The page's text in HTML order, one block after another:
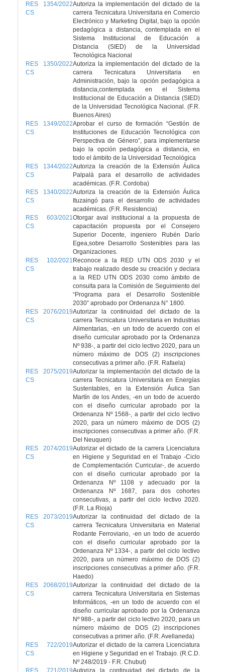
RES 1354/2022
CS
Autoriza la implementación del dictado de la
carrera Tecnicatura Universitaria en Comercio
Electrónico y Marketing Digital, bajo la opción
pedagógica a distancia, contemplada en el
Sistema Institucional de Educación a
Distancia (SIED) de la Universidad
Tecnológica Nacional
RES 1350/2022
CS
Autoriza la implementación del dictado de la
carrera Tecnicatura Universitaria en
Administración, bajo la opción pedagógica a
distancia,contemplada en el Sistema
Institucional de Educación a Distancia (SIED)
de la Universidad Tecnológica Nacional. (F.R.
Buenos Aires)
RES 1349/2022
CS
Aprobar el curso de formación “Gestión de
Instituciones de Educación Tecnológica con
Perspectiva de Género”, para implementarse
bajo la opción pedagógica a distancia, en
todo el ámbito de la Universidad Tecnológica
RES 1344/2022
CS
Autoriza la creación de la Extensión Áulica
Palpalá para el desarrollo de actividades
académicas. (F.R. Cordoba)
RES 1340/2022
CS
Autoriza la creación de la Extensión Áulica
Ituzaingó para el desarrollo de actividades
académicas. (F.R. Resistencia)
RES 603/2021
CS
Otorgar aval institucional a la propuesta de
capacitación propuesta por el Consejero
Superior Docente, ingeniero Rubén Darío
Egea,sobre Desarrollo Sostenibles para las
Organizaciones.
RES 102/2021
CS
Reconoce a la RED UTN ODS 2030 y el
trabajo realizado desde su creación y declara
a la RED UTN ODS 2030 como ámbito de
consulta para la Comisión de Seguimiento del
“Programa para el Desarrollo Sostenible
2030” aprobado por Ordenanza N° 1800.
RES 2076/2019
CS
Autorizar la continuidad del dictado de la
carrera Tecnicatura Universitaria en Industrias
Alimentarias, -en un todo de acuerdo con el
diseño curricular aprobado por la Ordenanza
Nº 938-, a partir del ciclo lectivo 2020, para un
número máximo de DOS (2) inscripciones
consecutivas a primer año. (F.R. Rafaela)
RES 2075/2019
CS
Autorizar la implementación del dictado de la
carrera Tecnicatura Universitaria en Energías
Sustentables, en la Extensión Áulica San
Martín de los Andes, -en un todo de acuerdo
con el diseño curricular aprobado por la
Ordenanza Nº 1568-, a partir del ciclo lectivo
2020, para un número máximo de DOS (2)
inscripciones consecutivas a primer año. (F.R.
Del Neuquen)
RES 2074/2019
CS
Autorizar el dictado de la carrera Licenciatura
en Higiene y Seguridad en el Trabajo -Ciclo
de Complementación Curricular-, de acuerdo
con el diseño curricular aprobado por la
Ordenanza Nº 1108 y adecuado por la
Ordenanza Nº 1687, para dos cohortes
consecutivas, a partir del ciclo lectivo 2020.
(F.R. La Rioja)
RES 2073/2019
CS
Autorizar la continuidad del dictado de la
carrera Tecnicatura Universitaria en Material
Rodante Ferroviario, -en un todo de acuerdo
con el diseño curricular aprobado por la
Ordenanza Nº 1334-, a partir del ciclo lectivo
2020, para un número máximo de DOS (2)
inscripciones consecutivas a primer año. (F.R.
Haedo)
RES 2068/2019
CS
Autorizar la continuidad del dictado de la
carrera Tecnicatura Universitaria en Sistemas
Informáticos, -en un todo de acuerdo con el
diseño curricular aprobado por la Ordenanza
Nº 988-, a partir del ciclo lectivo 2020, para un
número máximo de DOS (2) inscripciones
consecutivas a primer año. (F.R. Avellaneda)
RES 722/2019
CS
Autorizar el dictado de la carrera Licenciatura
en Higiene y Seguridad en el Trabajo. (R.C.D.
Nº 248/2019 - F.R. Chubut)
RES 721/2019Autoriza la continuidad del dictado de la